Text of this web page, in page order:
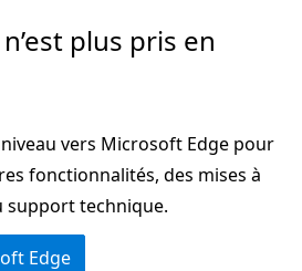
plus pris en
vers Microsoft Edge pour
fonctionnalités, des mises à
support technique.
Edge